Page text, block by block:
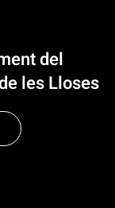
del
les Lloses